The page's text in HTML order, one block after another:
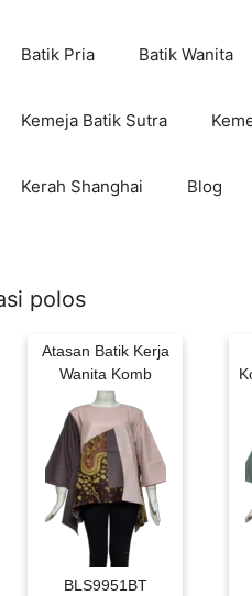
Batik Pria Batik Wanita
Kemeja Batik Sutra
Kerah Shanghai Blog
polos
Atasan Batik Kerja
Wanita Komb
BLS9951BT